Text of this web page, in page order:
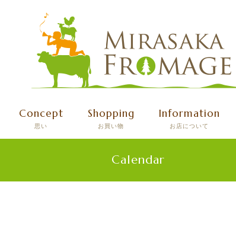
Concept
思い
Shopping
お買い物
Information
お店について
Calendar